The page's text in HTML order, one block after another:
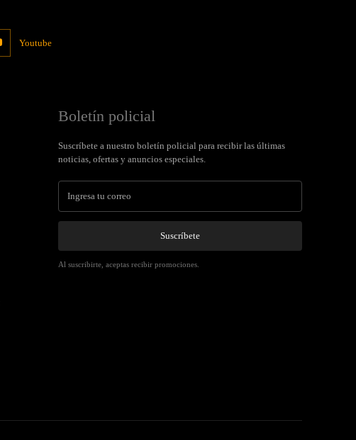
Youtube
Boletín policial
Suscríbete a nuestro boletín policial para recibir las últimas
noticias, ofertas y anuncios especiales.
Suscríbete
Al suscribirte, aceptas recibir promociones.